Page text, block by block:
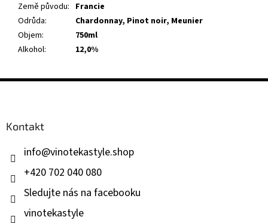
Země původu: Francie
Odrůda: Chardonnay, Pinot noir, Meunier
Objem:
750ml
Alkohol: 12,0%
Z
Kontakt
info@vinotekastyle.shop
+420 702 040 080
Sledujte nás na facebooku
vinotekastyle